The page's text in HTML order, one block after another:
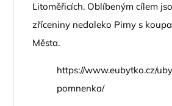
Litoměřicích. Oblíbeným cílem
zříceniny nedaleko Pirny s
Města.
https://www.eubytko.cz/
pomnenka/